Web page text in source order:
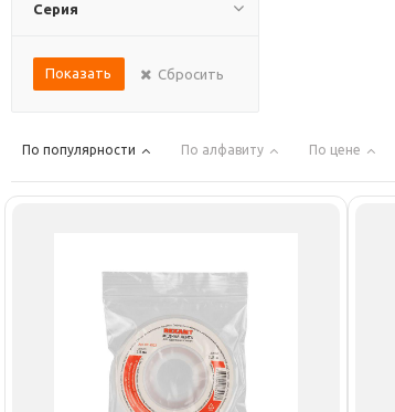
Серия
Показать Сбросить
По популярности По алфавиту По цене